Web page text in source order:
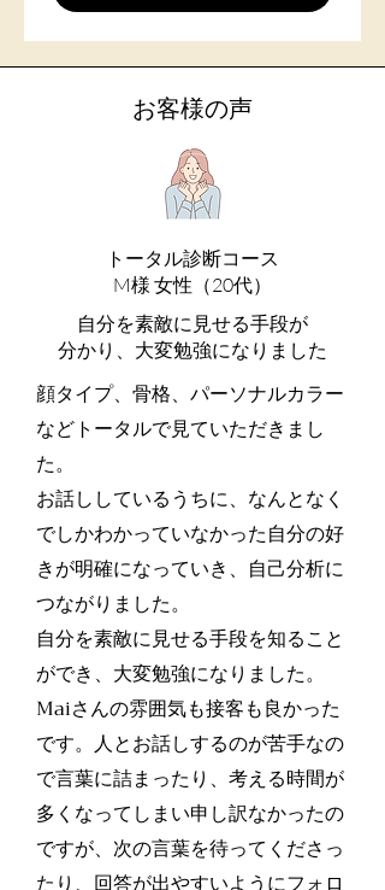
お客様の声
トータル診断コース
M様 女性（20代）
自分を素敵に見せる手段が
分かり、大変勉強になりました
顔タイプ、骨格、パーソナルカラー
などトータルで見ていただきまし
た。
お話ししているうちに、なんとなく
でしかわかっていなかった自分の好
きが明確になっていき、自己分析に
つながりました。
自分を素敵に見せる手段を知ること
ができ、大変勉強になりました。
Maiさんの雰囲気も接客も良かった
です。人とお話しするのが苦手なの
で言葉に詰まったり、考える時間が
多くなってしまい申し訳なかったの
ですが、次の言葉を待ってくださっ